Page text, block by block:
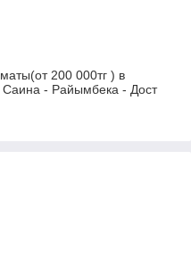
200 000тг ) в
Саина - Райымбека - Дост